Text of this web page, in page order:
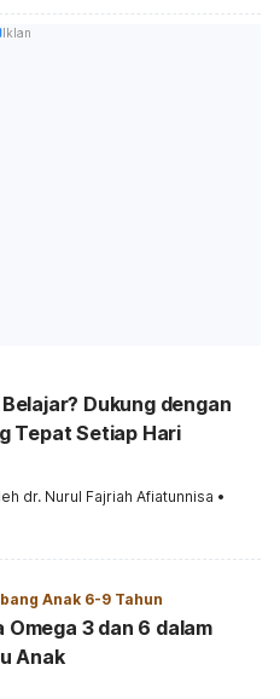
Iklan
Dukung dengan
Tepat Setiap Hari
dr. Nurul Fajriah Afiatunnisa •
Anak 6-9 Tahun
Omega 3 dan 6 dalam
Anak